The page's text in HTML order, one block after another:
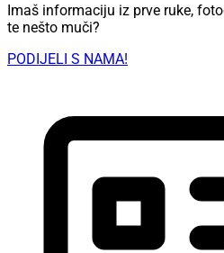
Imaš informaciju iz prve ruke,
te nešto muči?
PODIJELI S NAMA!